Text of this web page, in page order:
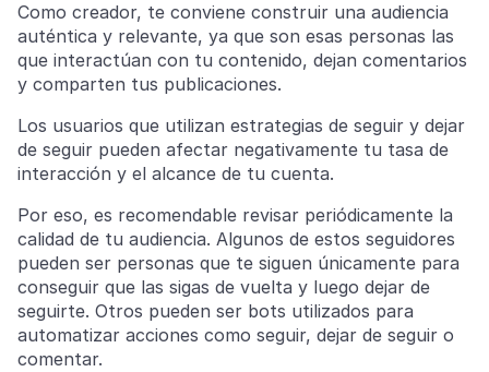
Como creador, te conviene construir una audiencia
auténtica y relevante, ya que son esas personas las
que interactúan con tu contenido, dejan comentarios
y comparten tus publicaciones.
Los usuarios que utilizan estrategias de seguir y dejar
de seguir pueden afectar negativamente tu tasa de
interacción y el alcance de tu cuenta.
Por eso, es recomendable revisar periódicamente la
calidad de tu audiencia. Algunos de estos seguidores
pueden ser personas que te siguen únicamente para
conseguir que las sigas de vuelta y luego dejar de
seguirte. Otros pueden ser bots utilizados para
automatizar acciones como seguir, dejar de seguir o
comentar.